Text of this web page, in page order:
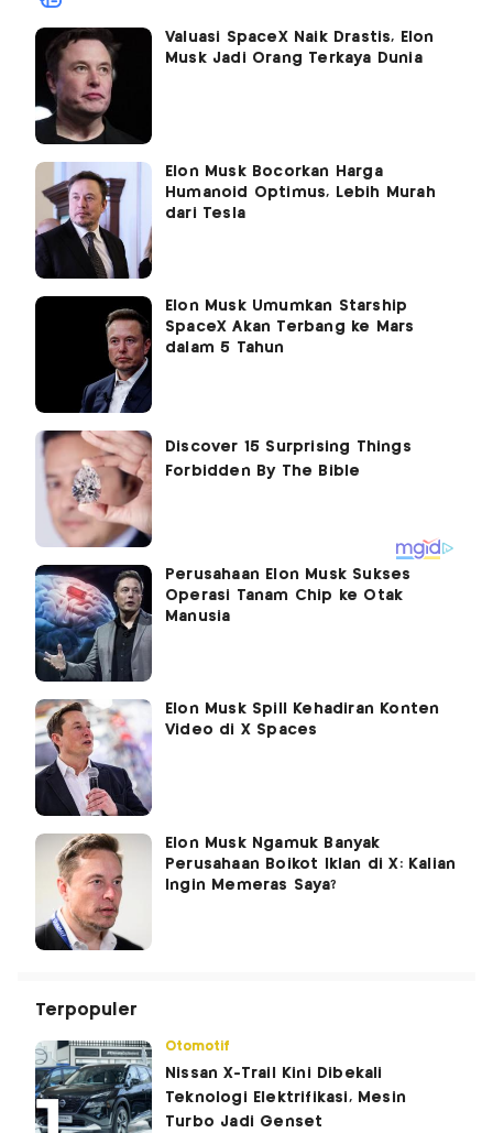
Valuasi SpaceX Naik Drastis, Elon
Musk Jadi Orang Terkaya Dunia
Elon Musk Bocorkan Harga
Humanoid Optimus, Lebih Murah
dari Tesla
Elon Musk Umumkan Starship
SpaceX Akan Terbang ke Mars
dalam 5 Tahun
Perusahaan Elon Musk Sukses
Operasi Tanam Chip ke Otak
Manusia
Elon Musk Spill Kehadiran Konten
Video di X Spaces
Elon Musk Ngamuk Banyak
Perusahaan Boikot Iklan di X: Kalian
Ingin Memeras Saya?
Terpopuler
Otomotif
Nissan X-Trail Kini Dibekali
Teknologi Elektrifikasi, Mesin
Turbo Jadi Genset